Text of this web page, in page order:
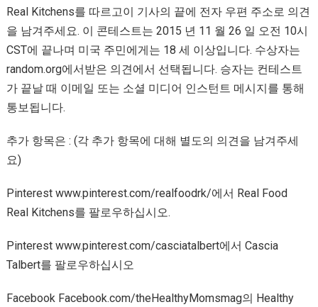
Real Kitchens를 따르고이 기사의 끝에 전자 우편 주소로 의견
을 남겨주세요. 이 콘테스트는 2015 년 11 월 26 일 오전 10시
CST에 끝나며 미국 주민에게는 18 세 이상입니다. 수상자는
random.org에서받은 의견에서 선택됩니다. 승자는 컨테스트
가 끝날 때 이메일 또는 소셜 미디어 인스턴트 메시지를 통해
통보됩니다.
추가 항목은 : (각 추가 항목에 대해 별도의 의견을 남겨주세
요)
Pinterest www.pinterest.com/realfoodrk/에서 Real Food
Real Kitchens를 팔로우하십시오.
Pinterest www.pinterest.com/casciatalbert에서 Cascia
Talbert를 팔로우하십시오
Facebook Facebook.com/theHealthyMomsmag의 Healthy